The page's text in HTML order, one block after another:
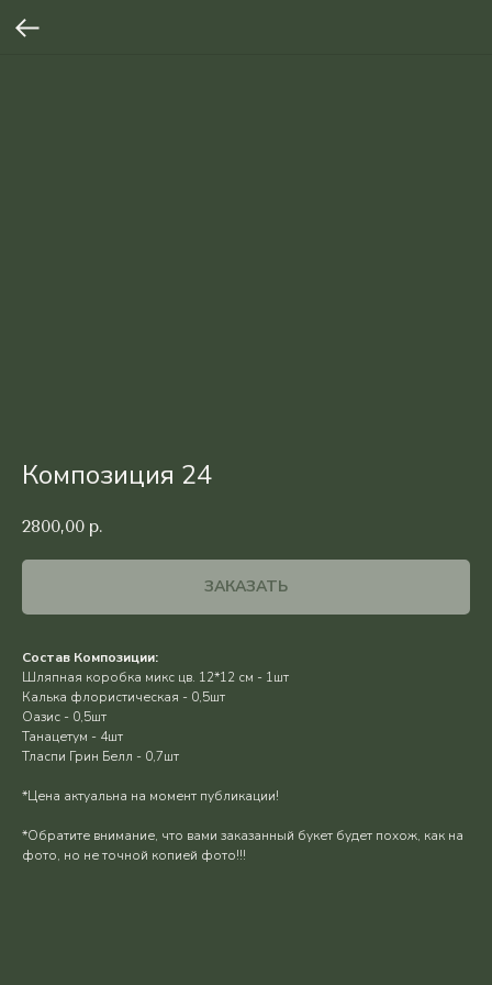
Композиция 24
2800,00 р.
ЗАКАЗАТЬ
Состав Композиции:
Шляпная коробка микс цв. 12*12 см - 1шт
Калька флористическая - 0,5шт
Оазис - 0,5шт
Танацетум - 4шт
Тласпи Грин Белл - 0,7шт
*Цена актуальна на момент публикации!
*Обратите внимание, что вами заказанный букет будет похож, как на
фото, но не точной копией фото!!!